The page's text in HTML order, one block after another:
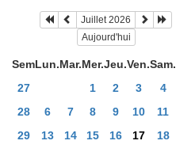
Juillet 2026
Aujourd'hui
SemLun.Mar.Mer.Jeu.Ven.Sam.
27
1 2 3 4
28
6 7 8 9 10 11
29
13 14 15 16 17 18